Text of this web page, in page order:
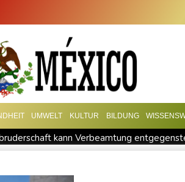
UMWELT KULTUR BILDUNG
kann Verbeamtung
Gose holt Gold im Freiwasser-Knockout